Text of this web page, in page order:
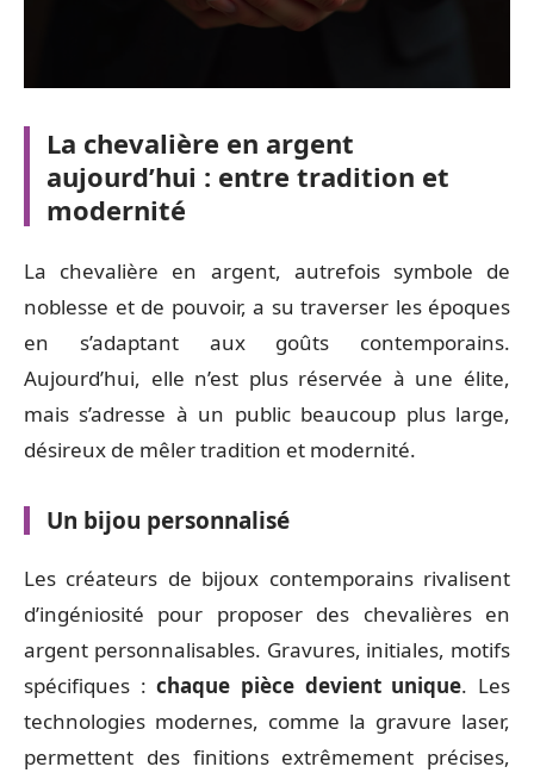
La chevalière en argent
aujourd’hui : entre tradition et
modernité
La chevalière en argent, autrefois symbole de
noblesse et de pouvoir, a su traverser les époques
en s’adaptant aux goûts contemporains.
Aujourd’hui, elle n’est plus réservée à une élite,
mais s’adresse à un public beaucoup plus large,
désireux de mêler tradition et modernité.
Un bijou personnalisé
Les créateurs de bijoux contemporains rivalisent
d’ingéniosité pour proposer des chevalières en
argent personnalisables. Gravures, initiales, motifs
spécifiques :chaque pièce devient unique. Les
technologies modernes, comme la gravure laser,
permettent des finitions extrêmement précises,